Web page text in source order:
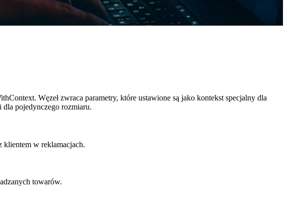
Węzeł zwraca parametry, które ustawione są jako kontekst specjalny dla
pojedynczego rozmiaru.
w reklamacjach.
towarów.